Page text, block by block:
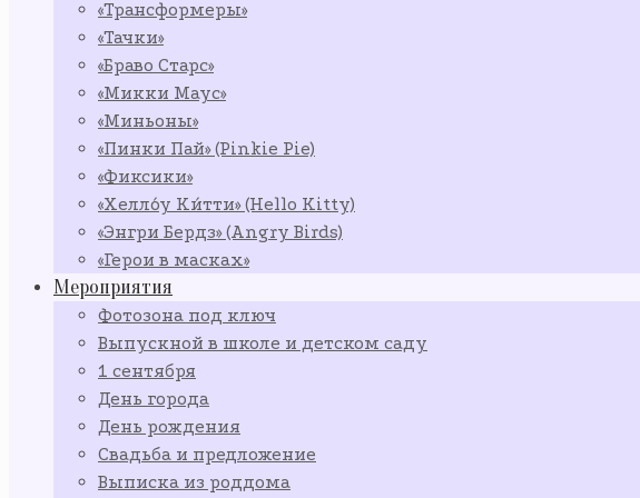
«Трансформеры»
«Тачки»
«Браво Старс»
«Микки Маус»
«Миньоны»
«Пинки Пай» (Pinkie Pie)
«Фиксики»
«Хелло́у Ки́тти» (Hello Kitty)
«Энгри Бердз» (Angry Birds)
«Герои в масках»
Мероприятия
Фотозона под ключ
Выпускной в школе и детском саду
1 сентября
День города
День рождения
Свадьба и предложение
Выписка из роддома